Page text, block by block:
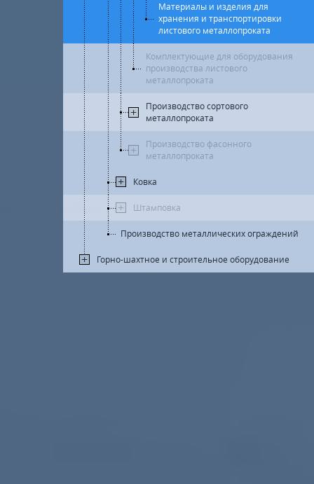
Материалы и изделия для
хранения и транспортировки
листового металлопроката
Комплектующие для оборудования
производства листового
металлопроката
Производство сортового
металлопроката
Производство фасонного
металлопроката
Ковка
Штамповка
Производство металлических ограждений
Горно-шахтное и строительное оборудование